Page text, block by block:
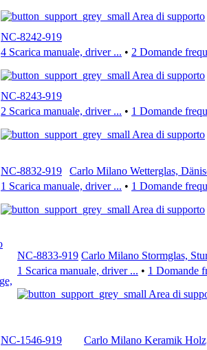
Area di supporto
NC-8242-919
4 Scarica manuale, driver ... • 2 Domande
Area di supporto
NC-8243-919
2 Scarica manuale, driver ... • 1 Domande
Area di supporto
NC-8832-919
Carlo Milano Wetterglas,
1 Scarica manuale, driver ... • 1 Domande
Area di supporto
NC-8833-919 Carlo Milano Stormglas,
1 Scarica manuale, driver ... • 1 Domande
Area di
NC-1546-919
Carlo Milano Keramik